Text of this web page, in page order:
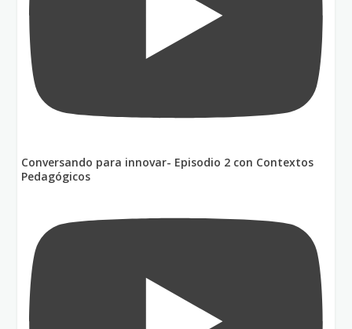
Conversando para innovar- Episodio 2 con Contextos
Pedagógicos